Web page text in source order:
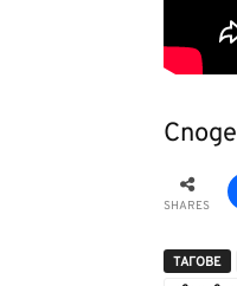
SHARES
ТАГОВЕ